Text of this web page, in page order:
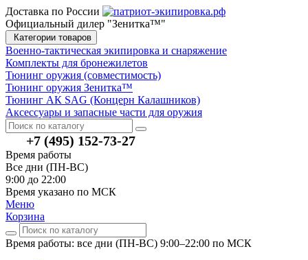
Доставка по России
Официальный дилер "Зенитка™"
Категории товаров
Военно-тактическая экипировка и снаряжение
Комплекты для бронежилетов
Тюнинг оружия (совместимость)
Тюнинг оружия Зенитка™
Тюнинг АК SAG (Концерн Калашников)
Аксессуары и запасные части для оружия
+7 (495) 152-73-27
Время работы
Все дни (ПН-ВС)
9:00 до 22:00
Время указано по МСК
Меню
Корзина
Время работы: все дни (ПН-ВС) 9:00–22:00 по МСК